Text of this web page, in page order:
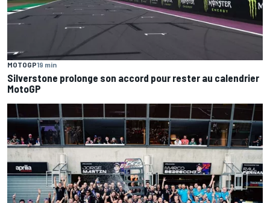
MOTOGP19 min
Silverstone prolonge son accord pour rester au calendrier
MotoGP